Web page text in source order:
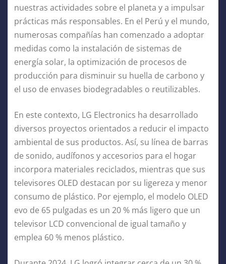
nuestras actividades sobre el planeta y a impulsar
prácticas más responsables. En el Perú y el mundo,
numerosas compañías han comenzado a adoptar
medidas como la instalación de sistemas de
energía solar, la optimización de procesos de
producción para disminuir su huella de carbono y
el uso de envases biodegradables o reutilizables.
En este contexto, LG Electronics ha desarrollado
diversos proyectos orientados a reducir el impacto
ambiental de sus productos. Así, su línea de barras
de sonido, audífonos y accesorios para el hogar
incorpora materiales reciclados, mientras que sus
televisores OLED destacan por su ligereza y menor
consumo de plástico. Por ejemplo, el modelo OLED
evo de 65 pulgadas es un 20 % más ligero que un
televisor LCD convencional de igual tamaño y
emplea 60 % menos plástico.